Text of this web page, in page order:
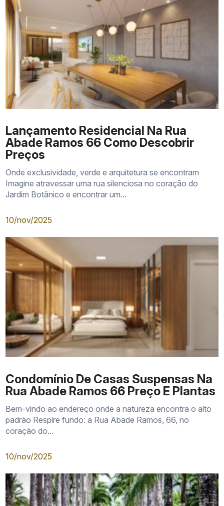
Lançamento Residencial Na Rua
Abade Ramos 66 Como Descobrir
Preços
Onde exclusividade, verde e arquitetura se encontram
Imagine atravessar uma rua silenciosa no coração do
Jardim Botânico e encontrar um...
10/nov/2025
Condomínio De Casas Suspensas Na
Rua Abade Ramos 66 Preço E Plantas
Bem-vindo ao endereço onde a natureza encontra o alto
padrão Respire fundo: a Rua Abade Ramos, 66, no
coração do...
10/nov/2025